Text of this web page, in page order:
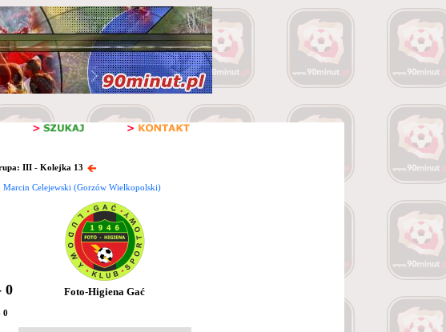
III - Kolejka 13
Marcin Celejewski (Gorzów Wielkopolski)
0 Foto-Higiena Gać
0